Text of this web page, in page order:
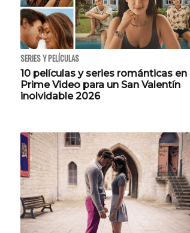
SERIES Y PELÍCULAS
10 películas y series románticas en
Prime Video para un San Valentín
inolvidable 2026